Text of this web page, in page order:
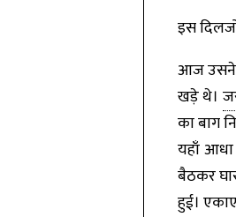
इस
आज उसने
खड़े थे।
का बाग
यहाँ
बैठकर
हुई।